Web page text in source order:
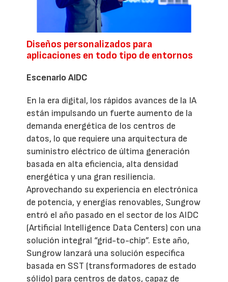
Diseños personalizados para
aplicaciones en todo tipo de entornos
Escenario AIDC
En la era digital, los rápidos avances de la IA
están impulsando un fuerte aumento de la
demanda energética de los centros de
datos, lo que requiere una arquitectura de
suministro eléctrico de última generación
basada en alta eficiencia, alta densidad
energética y una gran resiliencia.
Aprovechando su experiencia en electrónica
de potencia, y energías renovables, Sungrow
entró el año pasado en el sector de los AIDC
(Artificial Intelligence Data Centers) con una
solución integral “grid-to-chip”. Este año,
Sungrow lanzará una solución específica
basada en SST (transformadores de estado
sólido) para centros de datos, capaz de